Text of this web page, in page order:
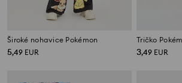
Široké nohavice Pokémon
5,49 EUR
Tričko
3,49 EUR